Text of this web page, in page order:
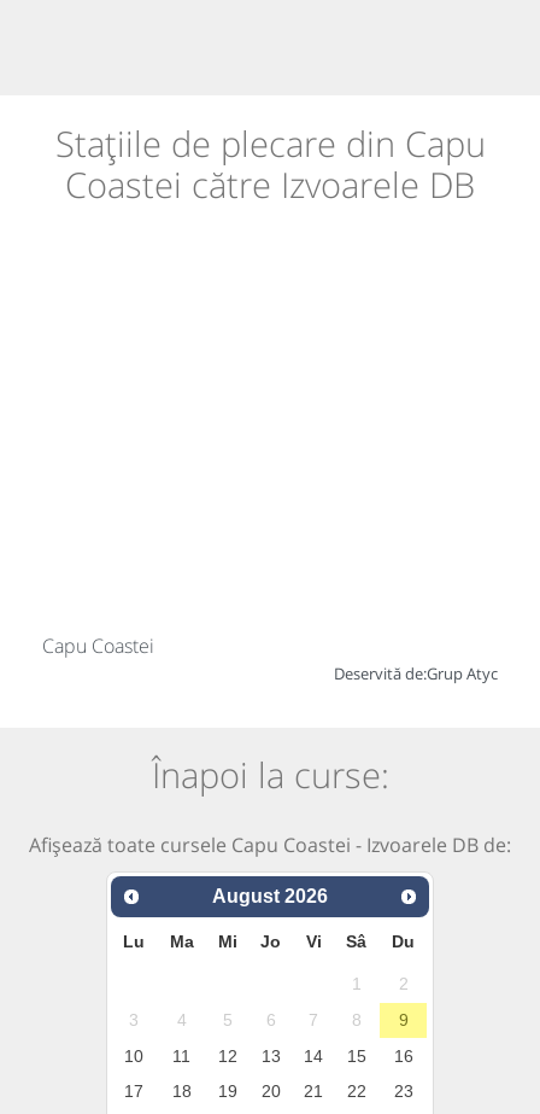
Stațiile de plecare din Capu
Coastei către Izvoarele DB
Capu Coastei
Deservită de:Grup Atyc
Înapoi la curse:
Afișează toate cursele Capu Coastei - Izvoarele DB de:
August 2026
Lu Ma Mi Jo Vi Sâ Du
1
2
3
4 5 6 7 8
9
10
11 12 13 14 15
16
17
18 19 20 21 22
23